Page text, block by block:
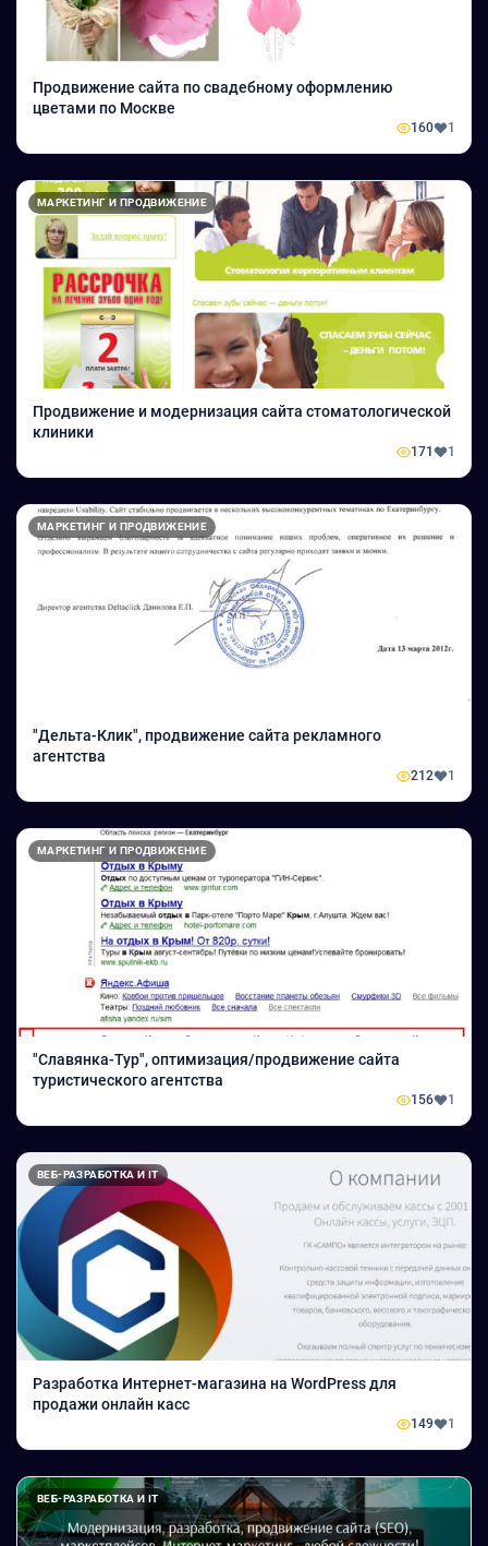
Продвижение сайта по свадебному оформлению
цветами по Москве
160 1
МАРКЕТИНГ И ПРОДВИЖЕНИЕ
Продвижение и модернизация сайта стоматологической
клиники
171 1
МАРКЕТИНГ И ПРОДВИЖЕНИЕ
"Дельта-Клик", продвижение сайта рекламного
агентства
212 1
МАРКЕТИНГ И ПРОДВИЖЕНИЕ
"Славянка-Тур", оптимизация/продвижение сайта
туристического агентства
156 1
ВЕБ-РАЗРАБОТКА И IT
Разработка Интернет-магазина на WordPress для
продажи онлайн касс
149 1
ВЕБ-РАЗРАБОТКА И IT